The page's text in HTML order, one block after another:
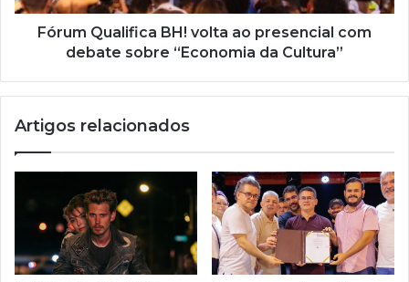
Fórum Qualifica BH! volta ao presencial com
debate sobre “Economia da Cultura”
Artigos relacionados